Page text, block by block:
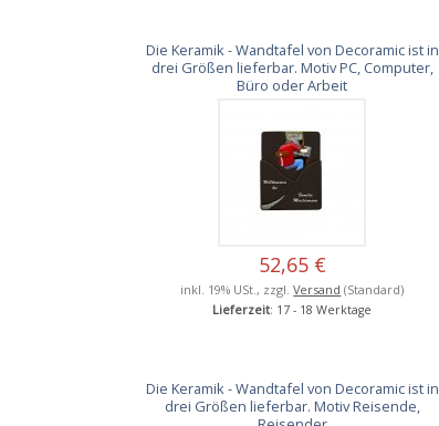
Die Keramik - Wandtafel von Decoramic ist in
drei Größen lieferbar. Motiv PC, Computer,
Büro oder Arbeit
52,65 €
inkl. 19% USt., zzgl.Versand (Standard)
Lieferzeit: 17 - 18 Werktage
Die Keramik - Wandtafel von Decoramic ist in
drei Größen lieferbar. Motiv Reisende,